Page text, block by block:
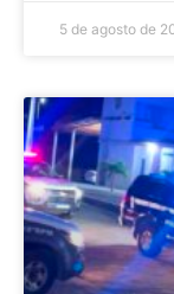
5 de agosto de